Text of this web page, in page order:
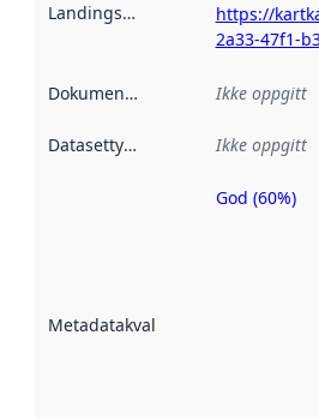
Landingsside
https://
2a33-47f1-
Dokumentasjon Ikke oppgitt
Datasettype Ikke oppgitt
Metadatakvalitet
Metadatakvalitet
God (60%)